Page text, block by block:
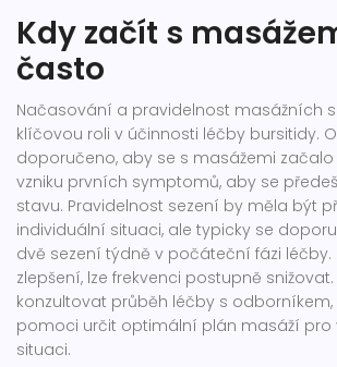
Kdy začít s
často
Načasování a pravidelnost masážních
klíčovou roli v účinnosti léčby bursitidy.
doporučeno, aby se s masážemi
vzniku prvních symptomů, aby se
stavu. Pravidelnost sezení by měla být
individuální situaci, ale typicky se
dvě sezení týdně v počáteční fázi léčby.
zlepšení, lze frekvenci postupně
konzultovat průběh léčby s odborníkem,
pomoci určit optimální plán masáží pro
situaci.